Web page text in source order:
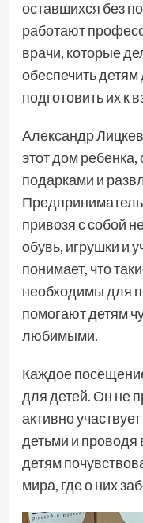
оставшихся без
работают
врачи, которые
обеспечить детям
подготовить их к
Александр
этот дом ребенка,
подарками и
привозя с собой
обувь, игрушки и
понимает, что
необходимы для
помогают детям
любимыми.
Каждое
для детей. Он не
активно
детьми и проводя
детям
мира, где о них